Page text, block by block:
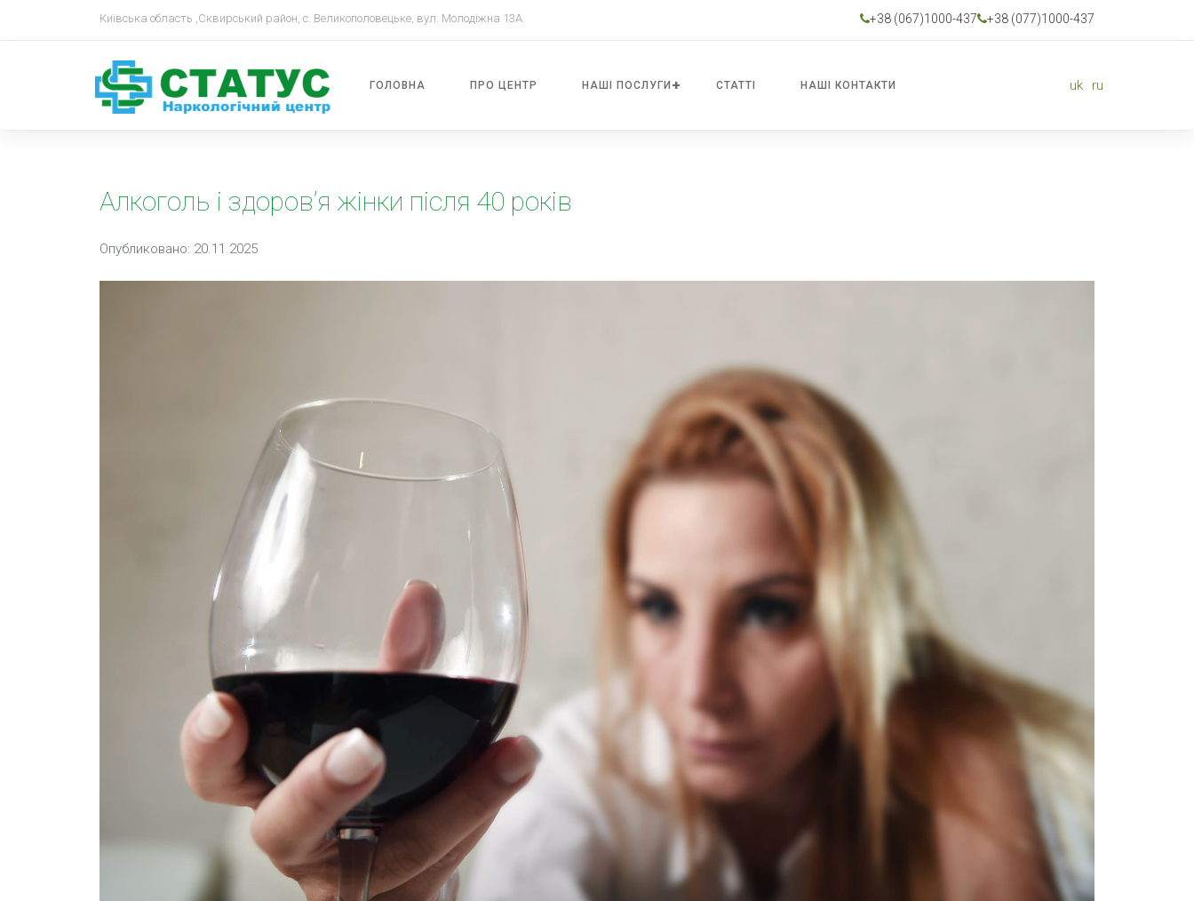
Київська область ,Сквирський район, с. Великополовецьке, вул. Молодіжна 13А. +38 (067)1000-437 +38 (077)1000-437
ГОЛОВНА ПРО ЦЕНТР НАШI ПОСЛУГИ СТАТТІ НАШІ КОНТАКТИ uk ru
Алкоголь і здоров’я жінки після 40 років
Опубликовано: 20.11.2025